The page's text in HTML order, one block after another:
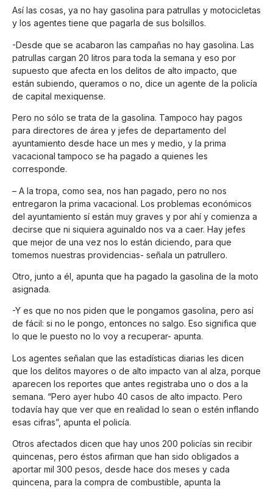
Así las cosas, ya no hay gasolina para patrullas y motocicletas
y los agentes tiene que pagarla de sus bolsillos.
-Desde que se acabaron las campañas no hay gasolina. Las
patrullas cargan 20 litros para toda la semana y eso por
supuesto que afecta en los delitos de alto impacto, que
están subiendo, queramos o no, dice un agente de la policía
de capital mexiquense.
Pero no sólo se trata de la gasolina. Tampoco hay pagos
para directores de área y jefes de departamento del
ayuntamiento desde hace un mes y medio, y la prima
vacacional tampoco se ha pagado a quienes les
corresponde.
– A la tropa, como sea, nos han pagado, pero no nos
entregaron la prima vacacional. Los problemas económicos
del ayuntamiento sí están muy graves y por ahí y comienza a
decirse que ni siquiera aguinaldo nos va a caer. Hay jefes
que mejor de una vez nos lo están diciendo, para que
tomemos nuestras providencias- señala un patrullero.
Otro, junto a él, apunta que ha pagado la gasolina de la moto
asignada.
-Y es que no nos piden que le pongamos gasolina, pero así
de fácil: si no le pongo, entonces no salgo. Eso significa que
lo que le puesto no lo voy a recuperar- apunta.
Los agentes señalan que las estadísticas diarias les dicen
que los delitos mayores o de alto impacto van al alza, porque
aparecen los reportes que antes registraba uno o dos a la
semana. “Pero ayer hubo 40 casos de alto impacto. Pero
todavía hay que ver que en realidad lo sean o estén inflando
esas cifras”, apunta el policía.
Otros afectados dicen que hay unos 200 policías sin recibir
quincenas, pero éstos afirman que han sido obligados a
aportar mil 300 pesos, desde hace dos meses y cada
quincena, para la compra de combustible, apunta la